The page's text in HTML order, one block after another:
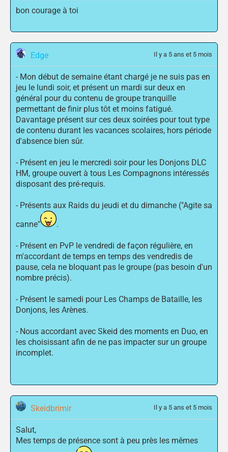
bon courage à toi
Edge Il y a 5 ans et 5 mois
- Mon début de semaine étant chargé je ne suis pas en
jeu le lundi soir, et présent un mardi sur deux en
général pour du contenu de groupe tranquille
permettant de finir plus tôt et moins fatigué.
Davantage présent sur ces deux soirées pour tout type
de contenu durant les vacances scolaires, hors période
d'absence bien sûr.
- Présent en jeu le mercredi soir pour les Donjons DLC
HM, groupe ouvert à tous Les Compagnons intéressés
disposant des pré-requis.
- Présents aux Raids du jeudi et du dimanche ("Agite sa
canne"
.
- Présent en PvP le vendredi de façon régulière, en
m'accordant de temps en temps des vendredis de
pause, cela ne bloquant pas le groupe (pas besoin d'un
nombre précis).
- Présent le samedi pour Les Champs de Bataille, les
Donjons, les Arènes.
- Nous accordant avec Skeid des moments en Duo, en
les choisissant afin de ne pas impacter sur un groupe
incomplet.
Skeidbrimir Il y a 5 ans et 5 mois
Salut,
Mes temps de présence sont à peu près les mêmes